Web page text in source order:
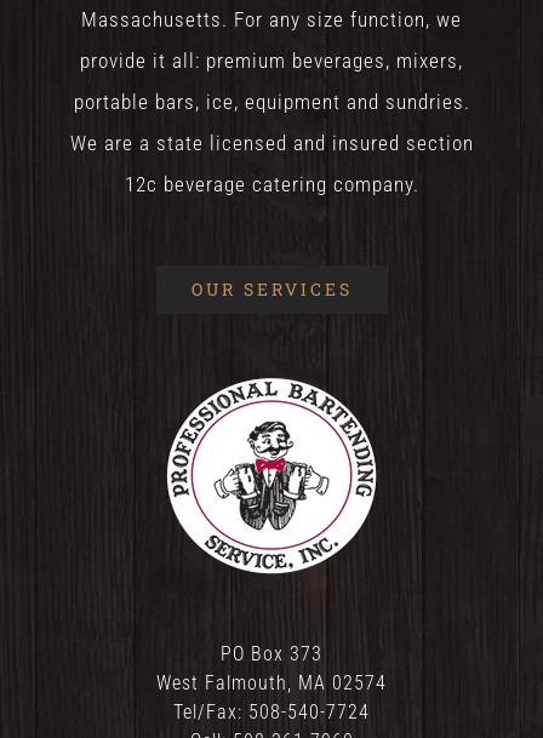
Massachusetts. For any size function, we
provide it all: premium beverages, mixers,
portable bars, ice, equipment and sundries.
We are a state licensed and insured section
12c beverage catering company.
OUR SERVICES
PO Box 373
West Falmouth, MA 02574
Tel/Fax: 508-540-7724